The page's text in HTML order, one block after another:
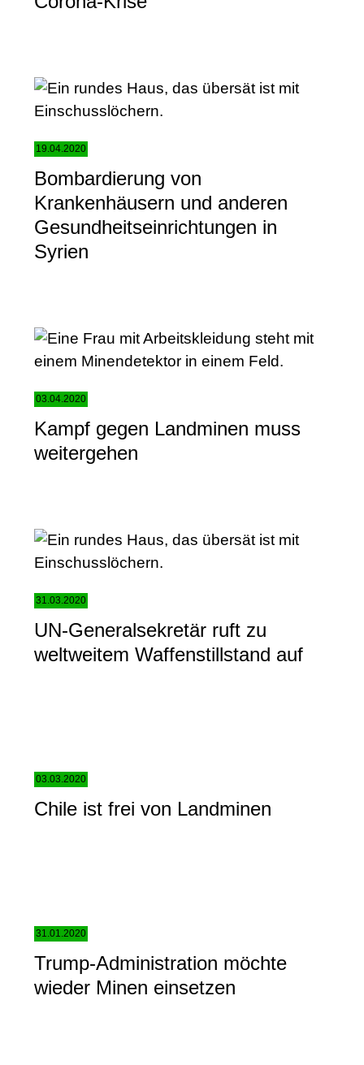
19.04.2020
Bombardierung von
Krankenhäusern und anderen
Gesundheitseinrichtungen in
Syrien
03.04.2020
Kampf gegen Landminen muss
weitergehen
31.03.2020
UN-Generalsekretär ruft zu
weltweitem Waffenstillstand auf
03.03.2020
Chile ist frei von Landminen
31.01.2020
Trump-Administration möchte
wieder Minen einsetzen